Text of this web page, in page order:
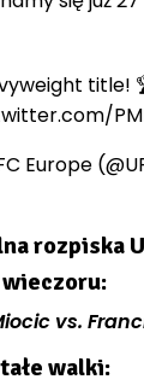
title!
Europe
rozpiska
vs.
walki: